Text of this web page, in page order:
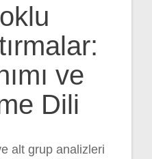
ve
Dili
alt grup analizleri